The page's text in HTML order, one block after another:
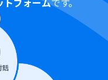
トのオペレーション
ださい。
ンは、2週間の無料トラ
トライアル中には制限
ン）を使用すること
のページをご参照くだ